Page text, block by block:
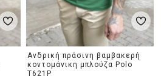
Ανδρική πράσινη βαμβακερή
κοντομάνικη μπλούζα Polo
T621P